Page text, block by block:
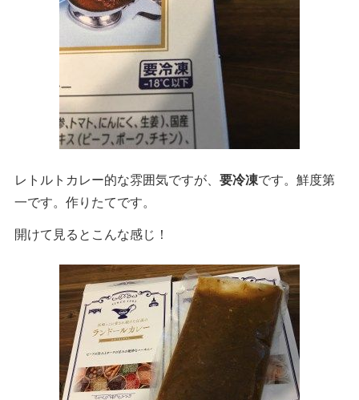
レトルトカレー的な雰囲気ですが、 要冷凍です。鮮度第
一です。作りたてです。
開けて見るとこんな感じ！